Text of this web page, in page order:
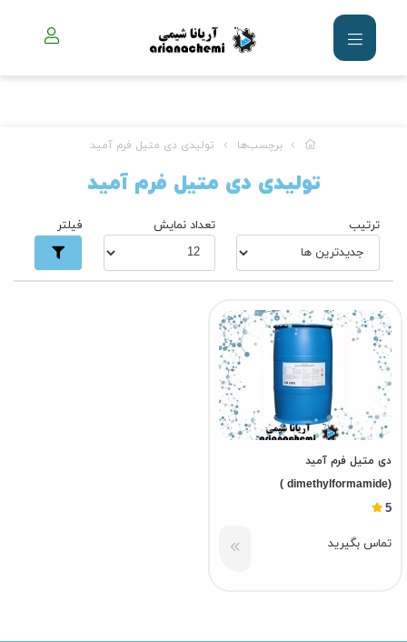
برچسب‌ها تولیدی دی متیل فرم آمید
تولیدی دی متیل فرم آمید
ترتیب تعداد نمایش فیلتر
دی متیل فرم آمید
(dimethylformamide )
5
تماس بگیرید